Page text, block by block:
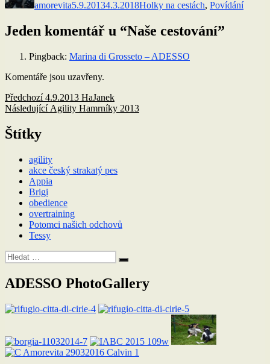
amorevita5.9.20134.3.2018Holky na cestách, Povídání
Jeden komentář u “Naše cestování”
Pingback: Marina di Grosseto – ADESSO
Komentáře jsou uzavřeny.
Navigace
pro
příspěvek
Předchozí Předchozí
příspěvek:
4.9.2013 HaJanek
Následující Následující
Agility Hamrníky 2013
Štítky
agility
akce český strakatý pes
Appia
Brigi
obedience
overtraining
Potomci našich odchovů
Tessy
Hledat:
Hledání
ADESSO PhotoGallery